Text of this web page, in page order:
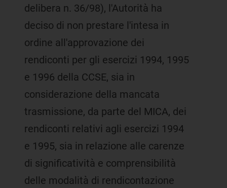
delibera n. 36/98), l'Autorità ha
deciso di non prestare l'intesa in
ordine all'approvazione dei
rendiconti per gli esercizi 1994, 1995
e 1996 della CCSE, sia in
considerazione della mancata
trasmissione, da parte del MICA, dei
rendiconti relativi agli esercizi 1994
e 1995, sia in relazione alle carenze
di significatività e comprensibilità
delle modalità di rendicontazione